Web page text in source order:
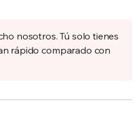
nosotros. Tú solo tienes
rápido comparado con